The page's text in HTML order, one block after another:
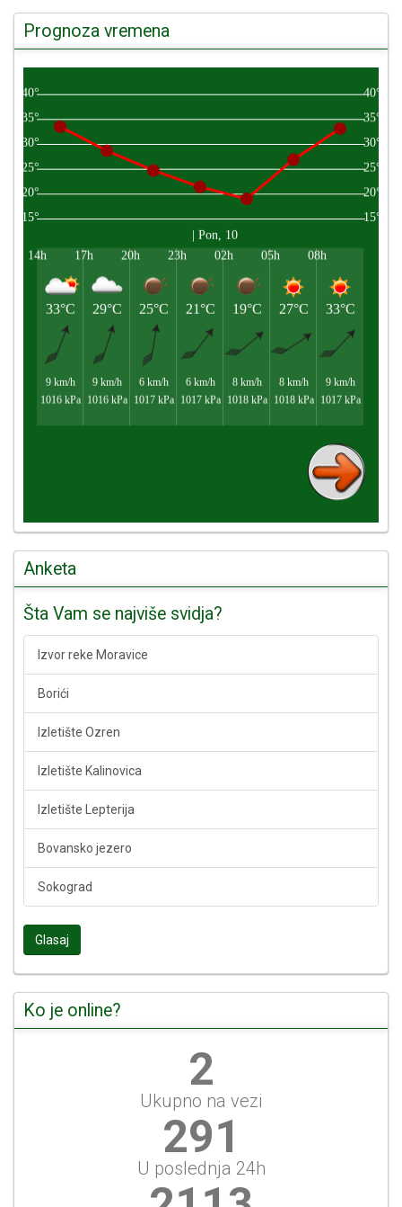
Prognoza vremena
Anketa
Šta Vam se najviše svidja?
Izvor reke Moravice
Borići
Izletište Ozren
Izletište Kalinovica
Izletište Lepterija
Bovansko jezero
Sokograd
Glasaj
Ko je online?
2
Ukupno na vezi
291
U poslednja 24h